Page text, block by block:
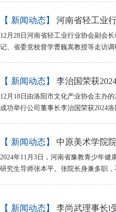
【 新闻动态】 河南省轻工业
12月28日河南省轻工业行业协会副会
记、省委党校督学曹巍嵩教授等走访
【 新闻动态】 李治国荣获
12月18日由洛阳市文化产业协会主办
成功举行公司董事长李治国荣获2024
【 新闻动态】 中原美术学院
2024年11月3日，河南省豫教青少年
研究生导师张本平。张院长身兼多职
【 新闻动态】 李尚武理事长l